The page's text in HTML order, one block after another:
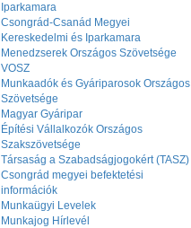
Iparkamara
Csongrád-Csanád Megyei
Kereskedelmi és Iparkamara
Menedzserek Országos Szövetsége
VOSZ
Munkaadók és Gyáriparosok Országos
Szövetsége
Magyar Gyáripar
Építési Vállalkozók Országos
Szakszövetsége
Társaság a Szabadságjogokért (TASZ)
Csongrád megyei befektetési
információk
Munkaügyi Levelek
Munkajog Hírlevél